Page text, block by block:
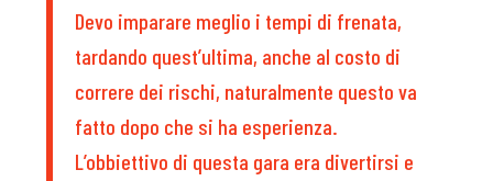
Devo imparare meglio i tempi di frenata,
tardando quest’ultima, anche al costo di
correre dei rischi, naturalmente questo va
fatto dopo che si ha esperienza.
L’obbiettivo di questa gara era divertirsi e